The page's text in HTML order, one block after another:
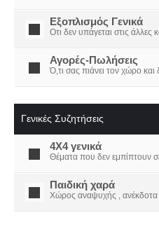
Εξοπλισμός Γενικά
Οτι δεν υπάγεται στις άλλες
Αγορές-Πωλήσεις
Ό,τι σας πιάνει τον χώρο και
Γενικές Συζητήσεις
4X4 γενικά
Θέματα που δεν εμπίπτουν
Παιδική χαρά
Χώρος αναψυχής , ανέκδοτα